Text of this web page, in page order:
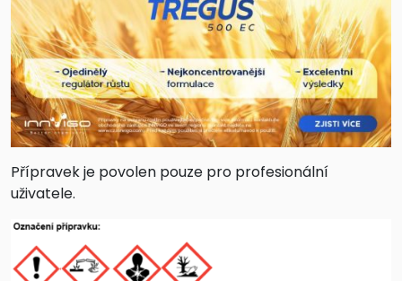
Přípravek je povolen pouze pro profesionální
uživatele.